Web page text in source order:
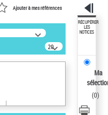
Ajouter à mes références
20
résultats/page
RÉCUPÉRER
LES
NOTICES
Ma
(0)